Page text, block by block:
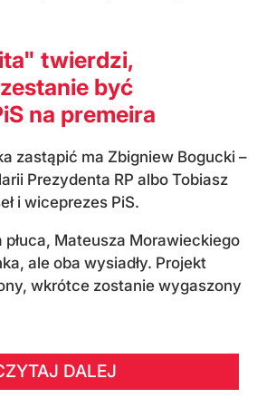
twierdzi,
być
na premeira
zastąpić ma Zbigniew Bogucki –
Prezydenta RP albo Tobiasz
i wiceprezes PiS.
płuca, Mateusza Morawieckiego
ale oba wysiadły. Projekt
wkrótce zostanie wygaszony
DALEJ